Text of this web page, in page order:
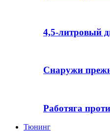
4,5-литровый
Снаружи
Работяга
Тюнинг